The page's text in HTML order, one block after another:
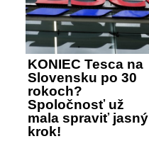
KONIEC Tesca na
Slovensku po 30
rokoch?
Spoločnosť už
mala spraviť jasný
krok!